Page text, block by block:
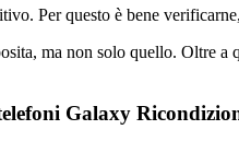
Per questo è bene
ma non solo quello. Oltre
Galaxy